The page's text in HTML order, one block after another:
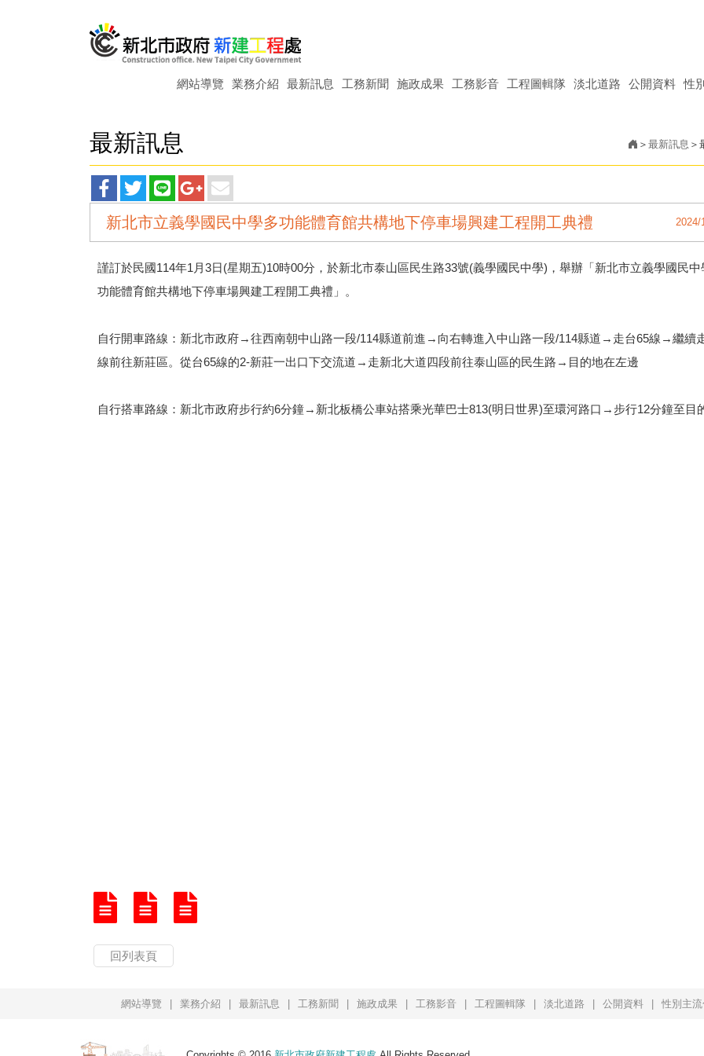
網站導覽 業務介紹 最新訊息 工務新聞 施政成果 工務影音 工程圖輯隊 淡北道路 公開資料 性
最新訊息
最新訊息
facebook
分
twitter
分
line
分
googleplus
分
main
分
2024/
新北市立義學國民中學多功能體育館共構地下停車場興建工程開工典禮
謹訂於民國114年1月3日(星期五)10時00分，於新北市泰山區民生路33號(義學國民中學)，舉辦「新北市立義學國民中
功能體育館共構地下停車場興建工程開工典禮」。
自行開車路線：新北市政府→往西南朝中山路一段/114縣道前進→向右轉進入中山路一段/114縣道→走台65線→繼續
線前往新莊區。從台65線的2-新莊一出口下交流道→走新北大道四段前往泰山區的民生路→目的地在左邊
自行搭車路線：新北市政府步行約6分鐘→新北板橋公車站搭乘光華巴士813(明日世界)至環河路口→步行12分鐘至目
回列表頁
網站導覽 業務介紹 最新訊息 工務新聞 施政成果 工務影音 工程圖輯隊 淡北道路 公開資料 性別主